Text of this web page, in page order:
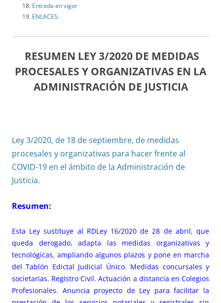
Entrada en vigor
ENLACES:
RESUMEN LEY 3/2020 DE MEDIDAS
PROCESALES Y ORGANIZATIVAS EN LA
ADMINISTRACIÓN DE JUSTICIA
Ley 3/2020, de 18 de septiembre, de medidas
procesales y organizativas para hacer frente al
COVID-19 en el ámbito de la Administración de
Justicia.
Resumen:
Esta Ley sustituye al RDLey 16/2020 de 28 de abril, que
queda derogado, adapta las medidas organizativas y
tecnológicas, ampliando algunos plazos y pone en marcha
del Tablón Edictal Judicial Único. Medidas concursales y
societarias. Registro Civil. Actuación a distancia en Colegios
Profesionales. Anuncia proyecto de Ley para facilitar la